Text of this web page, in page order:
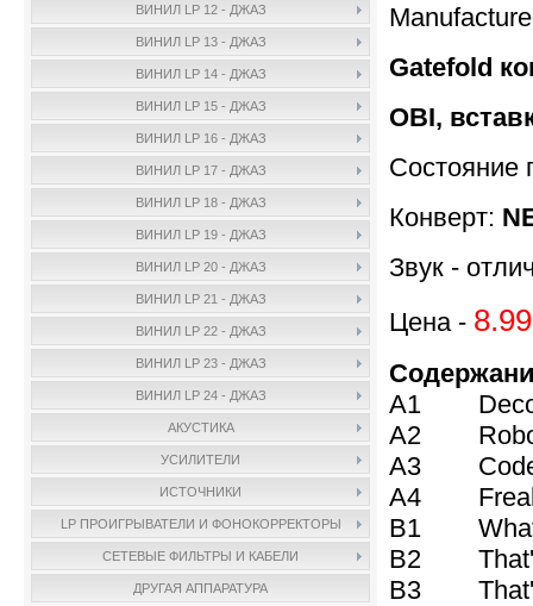
ВИНИЛ LP 12 - ДЖАЗ
ВИНИЛ LP 13 - ДЖАЗ
ВИНИЛ LP 14 - ДЖАЗ
ВИНИЛ LP 15 - ДЖАЗ
ВИНИЛ LP 16 - ДЖАЗ
ВИНИЛ LP 17 - ДЖАЗ
ВИНИЛ LP 18 - ДЖАЗ
ВИНИЛ LP 19 - ДЖАЗ
ВИНИЛ LP 20 - ДЖАЗ
ВИНИЛ LP 21 - ДЖАЗ
ВИНИЛ LP 22 - ДЖАЗ
ВИНИЛ LP 23 - ДЖАЗ
ВИНИЛ LP 24 - ДЖАЗ
АКУСТИКА
УСИЛИТЕЛИ
ИСТОЧНИКИ
LP ПРОИГРЫВАТЕЛИ И ФОНОКОРРЕКТОРЫ
СЕТЕВЫЕ ФИЛЬТРЫ И КАБЕЛИ
ДРУГАЯ АППАРАТУРА
Gatefold
OBI,
Состояние
Конверт:
Звук -
Цена -
A1
A2 Robot
A3 Code
A4
B1 What
B2 That's
B3 That's